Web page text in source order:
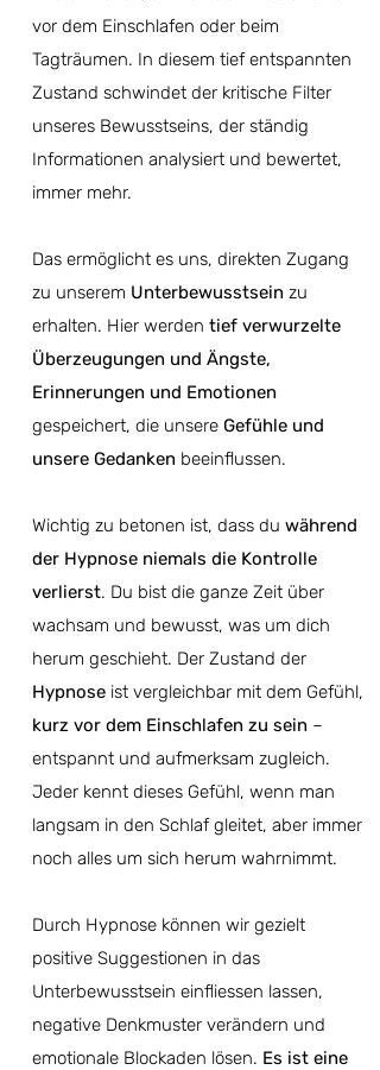
vor dem Einschlafen oder beim
Tagträumen.​ In diesem tief entspannten
Zustand schwindet der kritische Filter
unseres Bewusstseins, der ständig
Informationen analysiert und bewertet,
immer mehr.
Das ermöglicht es uns, direkten Zugang
zu unserem Unterbewusstsein zu
erhalten. Hier werden tief verwurzelte
Überzeugungen und Ängste,
Erinnerungen und Emotionen
gespeichert, die unsere Gefühle und
unsere Gedanken beeinflussen.​
Wichtig zu betonen ist, dass du während
der Hypnose niemals die Kontrolle
verlierst. Du bist die ganze Zeit über
wachsam und bewusst, was um dich
herum geschieht. Der Zustand der
Hypnose ist vergleichbar mit dem Gefühl,
kurz vor dem Einschlafen zu sein –
entspannt und aufmerksam zugleich.
Jeder kennt dieses Gefühl, wenn man
langsam in den Schlaf gleitet, aber immer
noch alles um sich herum wahrnimmt.
Durch Hypnose können wir gezielt
positive Suggestionen in das
Unterbewusstsein einfliessen lassen,
negative Denkmuster verändern und
emotionale Blockaden lösen. Es ist eine